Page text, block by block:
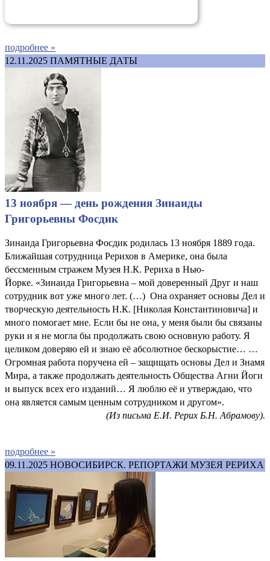
подробнее »
12.11.2025 ПАМЯТНЫЕ ДАТЫ
13 ноября — день рождения Зинаиды
Григорьевны Фосдик
Зинаида Григорьевна Фосдик родилась 13 ноября 1889 года.
Ближайшая сотрудница Рерихов в Америке, она была
бессменным стражем Музея Н.К. Рериха в Нью-
Йорке. «Зинаида Григорьевна – мой доверенный Друг и наш
сотрудник вот уже много лет. (…) Она охраняет основы Дел и
творческую деятельность Н.К. [Николая Константиновича] и
много помогает мне. Если бы не она, у меня были бы связаны
руки и я не могла бы продолжать свою основную работу. Я
целиком доверяю ей и знаю её абсолютное бескорыстие… …
Огромная работа поручена ей – защищать основы Дел и Знамя
Мира, а также продолжать деятельность Общества Агни Йоги
и выпуск всех его изданий… Я люблю её и утверждаю, что
она является самым ценным сотрудником и другом».
(Из письма Е.И. Рерих Б.Н. Абрамову).
подробнее »
09.11.2025 НОВОСИБИРСК. РЕПОРТАЖИ МУЗЕЯ РЕРИХА